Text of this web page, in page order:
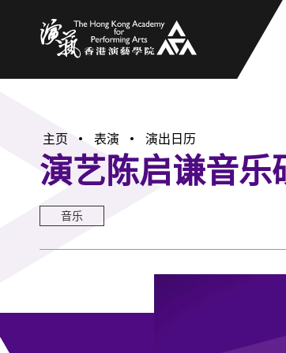
主页 表演 演出日历
演艺陈启谦音乐
音乐